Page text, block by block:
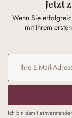
Jetzt
Wenn Sie
mit Ihrem
E-Mail-Adresse*
Ich bin damit